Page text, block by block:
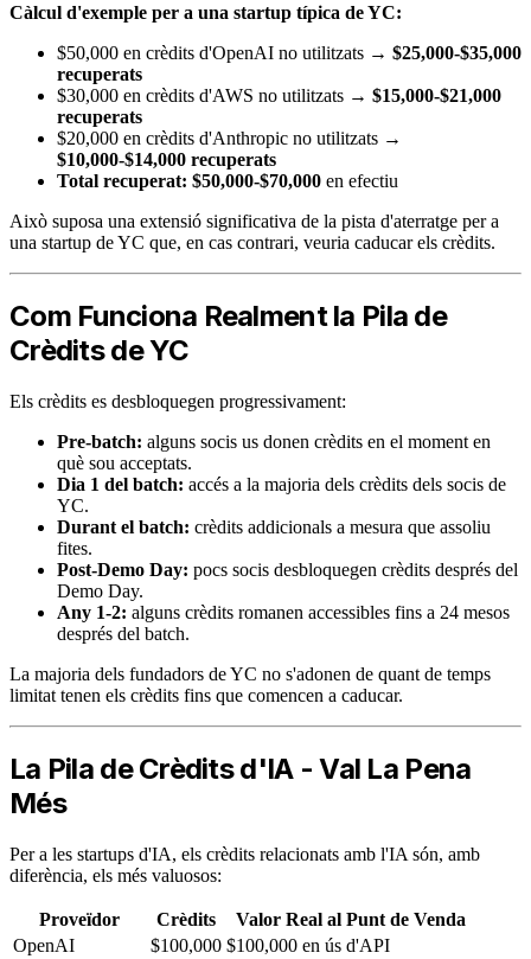
Càlcul d'exemple per a una startup típica de YC:
$50,000 en crèdits d'OpenAI no utilitzats → $25,000-$35,000
recuperats
$30,000 en crèdits d'AWS no utilitzats → $15,000-$21,000
recuperats
$20,000 en crèdits d'Anthropic no utilitzats →
$10,000-$14,000 recuperats
Total recuperat: $50,000-$70,000 en efectiu
Això suposa una extensió significativa de la pista d'aterratge per a
una startup de YC que, en cas contrari, veuria caducar els crèdits.
Com Funciona Realment la Pila de
Crèdits de YC
Els crèdits es desbloquegen progressivament:
Pre-batch: alguns socis us donen crèdits en el moment en
què sou acceptats.
Dia 1 del batch: accés a la majoria dels crèdits dels socis de
YC.
Durant el batch: crèdits addicionals a mesura que assoliu
fites.
Post-Demo Day: pocs socis desbloquegen crèdits després del
Demo Day.
Any 1-2: alguns crèdits romanen accessibles fins a 24 mesos
després del batch.
La majoria dels fundadors de YC no s'adonen de quant de temps
limitat tenen els crèdits fins que comencen a caducar.
La Pila de Crèdits d'IA - Val La Pena
Més
Per a les startups d'IA, els crèdits relacionats amb l'IA són, amb
diferència, els més valuosos:
Proveïdor Crèdits
Valor Real al Punt de Venda
OpenAI
$100,000 $100,000 en ús d'API